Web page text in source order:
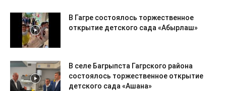
В Гагре состоялось торжественное
открытие детского сада «Абырлаш»
В селе Багрыпста Гагрского района
состоялось торжественное открытие
детского сада «Ашана»